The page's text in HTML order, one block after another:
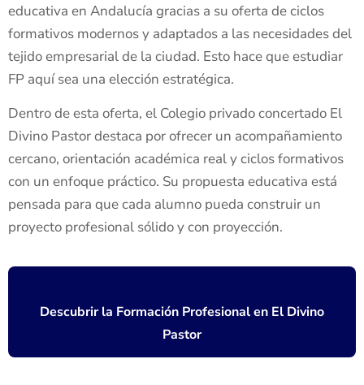
educativa en Andalucía gracias a su oferta de ciclos
formativos modernos y adaptados a las necesidades del
tejido empresarial de la ciudad. Esto hace que estudiar
FP aquí sea una elección estratégica.
Dentro de esta oferta, el Colegio privado concertado El
Divino Pastor destaca por ofrecer un acompañamiento
cercano, orientación académica real y ciclos formativos
con un enfoque práctico. Su propuesta educativa está
pensada para que cada alumno pueda construir un
proyecto profesional sólido y con proyección.
Descubrir la Formación Profesional en El Divino
Pastor